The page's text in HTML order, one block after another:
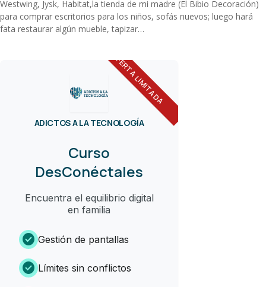
Westwing, Jysk, Habitat,la tienda de mi madre (El Bibio Decoración)
para comprar escritorios para los niños, sofás nuevos; luego hará
fata restaurar algún mueble, tapizar…
OFERTA LIMITADA
ADICTOS A LA TECNOLOGÍA
Curso
DesConéctales
Encuentra el equilibrio digital
en familia
check_circle Gestión de pantallas
check_circle Límites sin conflictos